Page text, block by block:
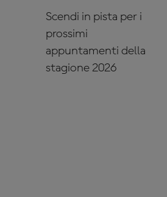
Scendi in pista per i
prossimi
appuntamenti della
stagione 2026